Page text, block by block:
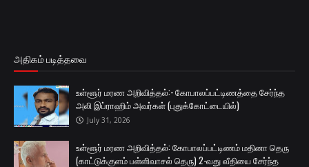
அதிகம் படித்தவை
உள்ளூர் மரண அறிவித்தல்:- கோபாலப்பட்டிணத்தை சேர்ந்த
அலி இப்ராஹிம் அவர்கள் (புதுக்கோட்டையில்)
July 31, 2026
உள்ளூர் மரண அறிவித்தல்: கோபாலப்பட்டிணம் மதினா தெரு
(காட்டுக்குளம் பள்ளிவாசல் தெரு) 2-வது வீதியை சேர்ந்த